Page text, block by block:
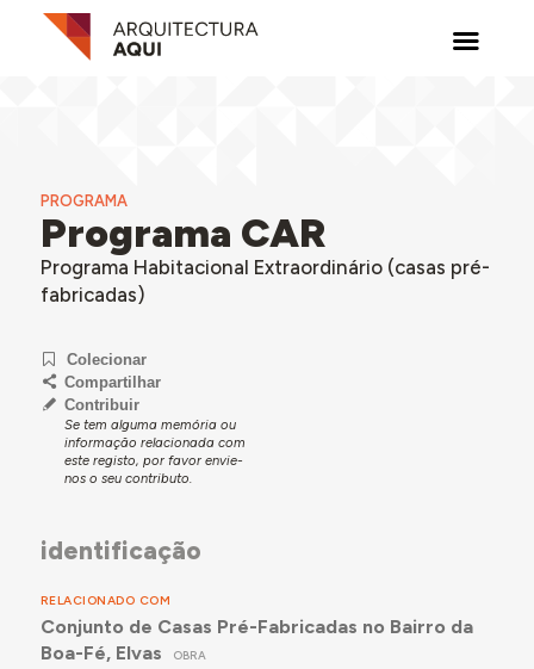
PROGRAMA
Programa CAR
Programa Habitacional Extraordinário (casas pré-
fabricadas)
Colecionar
Compartilhar
Contribuir
Se tem alguma memória ou
informação relacionada com
este registo, por favor envie-
nos o seu contributo.
identificação
RELACIONADO COM
Conjunto de Casas Pré-Fabricadas no Bairro da
Boa-Fé, Elvas
OBRA